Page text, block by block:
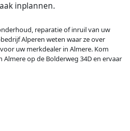
inplannen.
reparatie of inruil van uw
Alperen weten waar ze over
uw merkdealer in Almere. Kom
op de Bolderweg 34D en ervaar